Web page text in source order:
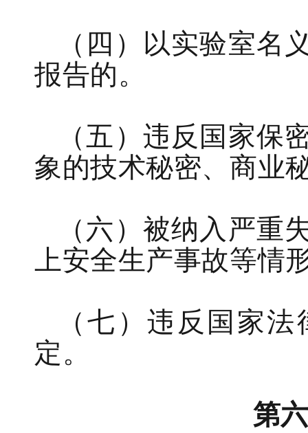
（ 四 ） 以实验室名
报告的。
（五）违反国家保
象的技术秘密、商业
（六） 被纳入严重
上安全生产事故等情
（七 ）违反国家法
定。
第